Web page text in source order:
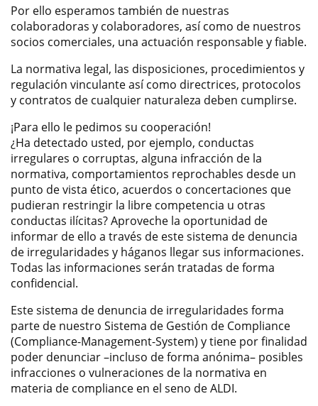
Por ello esperamos también de nuestras
colaboradoras y colaboradores, así como de nuestros
socios comerciales, una actuación responsable y fiable.
La normativa legal, las disposiciones, procedimientos y
regulación vinculante así como directrices, protocolos
y contratos de cualquier naturaleza deben cumplirse.
¡Para ello le pedimos su cooperación!
¿Ha detectado usted, por ejemplo, conductas
irregulares o corruptas, alguna infracción de la
normativa, comportamientos reprochables desde un
punto de vista ético, acuerdos o concertaciones que
pudieran restringir la libre competencia u otras
conductas ilícitas? Aproveche la oportunidad de
informar de ello a través de este sistema de denuncia
de irregularidades y háganos llegar sus informaciones.
Todas las informaciones serán tratadas de forma
confidencial.
Este sistema de denuncia de irregularidades forma
parte de nuestro Sistema de Gestión de Compliance
(Compliance-Management-System) y tiene por finalidad
poder denunciar –incluso de forma anónima– posibles
infracciones o vulneraciones de la normativa en
materia de compliance en el seno de ALDI.